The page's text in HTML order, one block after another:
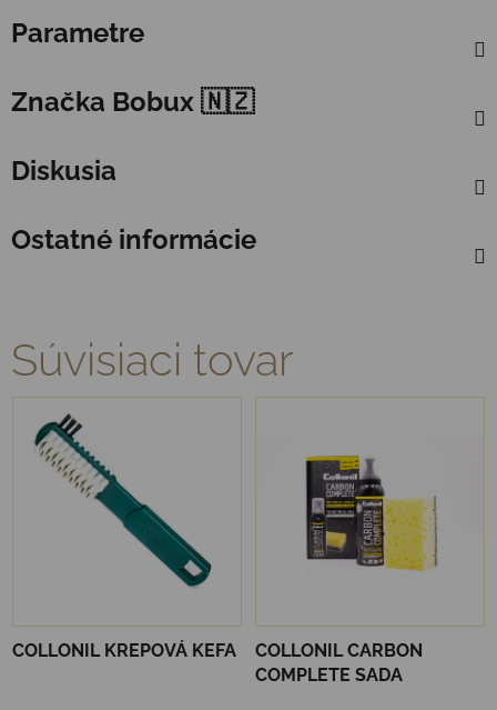
Parametre
Značka Bobux 🇳🇿
Diskusia
Ostatné informácie
Súvisiaci tovar
COLLONIL KREPOVÁ KEFA
COLLONIL CARBON
COMPLETE SADA